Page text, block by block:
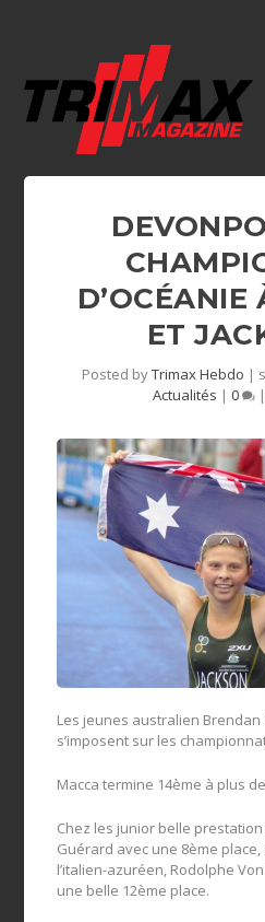
D’OCÉANIE
ET
Posted byTrimax Hebdo |
Actualités | 0 |
Les jeunes australien Brendan
s’imposent sur les
Macca termine 14ème à plus
Chez les junior belle
Guérard avec une 8ème place,
l’italien-azuréen, Rodolphe
une belle 12ème place.